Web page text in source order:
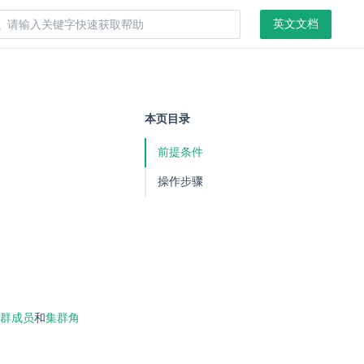
英文文档
成员和集群角
本页目录
前提条件
操作步骤